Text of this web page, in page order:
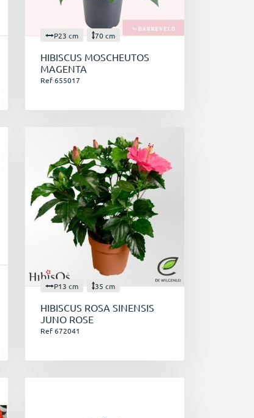
P23 cm 70 cm
HIBISCUS MOSCHEUTOS
MAGENTA
Ref 655017
P13 cm 35 cm
HIBISCUS ROSA SINENSIS
JUNO ROSE
Ref 672041